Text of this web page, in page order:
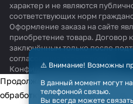
характер и не являются
соответствующих норм
Оформление заказа на сайте
приобретение товара. Договор
заключённым только после
согласования всех условий.
КонфиденциальностьОферта
⚠️ Внимание! Возможны
В данный момент могут
телефонной связью.
Вы всегда можете
Продолжая использовать наш
обработку файлов cookie в